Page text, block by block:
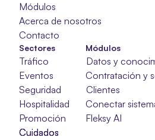
Módulos
Acerca de nosotros
Contacto
Módulos
Datos y
Contratación y
Clientes
Conectar
Fleksy AI
Sectores
Tráfico
Eventos
Seguridad
Hospitalidad
Promoción
Cuidados
Cuidados
Cuidados